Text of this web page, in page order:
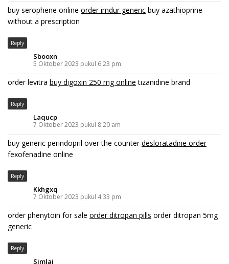
buy serophene online order imdur generic buy azathioprine
without a prescription
Reply
Sbooxn
5 Oktober 2023 pukul 6:23 pm
order levitra buy digoxin 250 mg online tizanidine brand
Reply
Laqucp
7 Oktober 2023 pukul 8:20 am
buy generic perindopril over the counterdesloratadine order
fexofenadine online
Reply
Kkhgxq
7 Oktober 2023 pukul 4:33 pm
order phenytoin for sale order ditropan pills order ditropan 5mg
generic
Reply
Simlai